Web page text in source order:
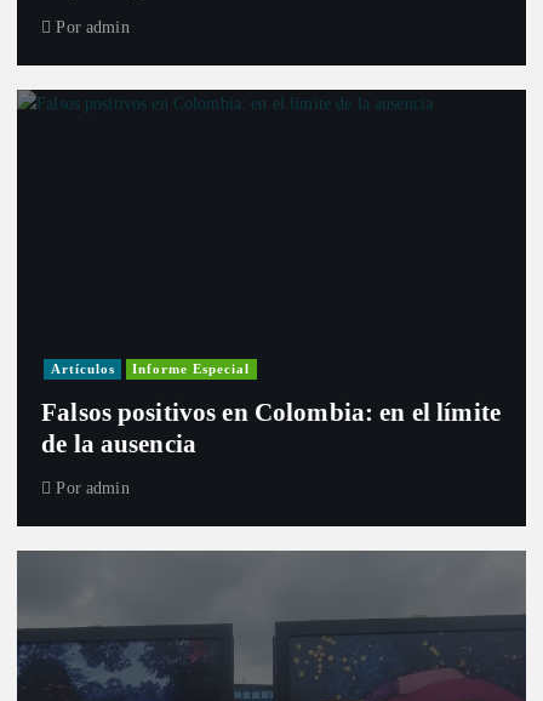
Por admin
Artículos Informe Especial
Falsos positivos en Colombia: en el límite
de la ausencia
Por admin